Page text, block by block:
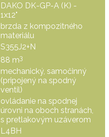
DAKO DK-GP-A (K) -
1x12"
brzda z kompozitného
materiálu
S355J2+N
88 m3
mechanický, samočinný
(pripojený na spodný
ventil)
ovládanie na spodnej
úrovni na oboch stranách,
s pretlakovým uzáverom
L4BH